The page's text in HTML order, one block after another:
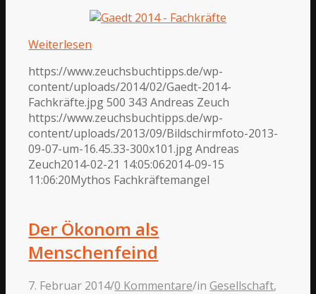
Weiterlesen
https://www.zeuchsbuchtipps.de/wp-
content/uploads/2014/02/Gaedt-2014-
Fachkräfte.jpg 500 343 Andreas Zeuch
https://www.zeuchsbuchtipps.de/wp-
content/uploads/2013/09/Bildschirmfoto-2013-
09-07-um-16.45.33-300x101.jpg Andreas
Zeuch2014-02-21 14:05:062014-09-15
11:06:20Mythos Fachkräftemangel
Der Ökonom als
Menschenfeind
7. Februar 2014/0 Kommentare/inGesellschaft,